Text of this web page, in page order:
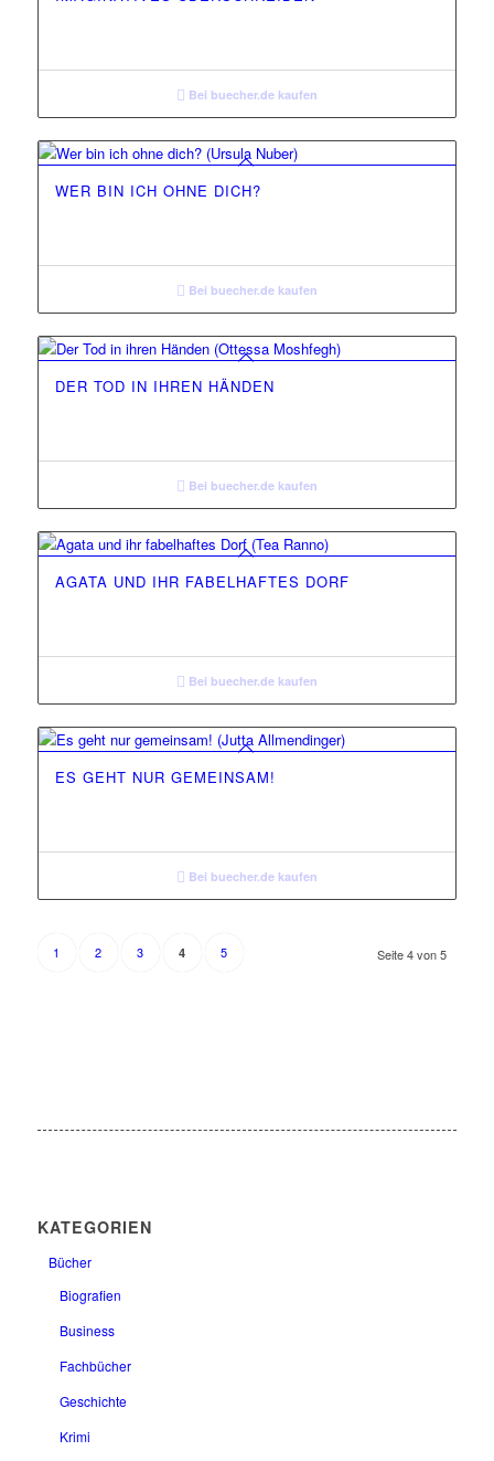
Bei buecher.de kaufen
WER BIN ICH OHNE DICH?
Bei buecher.de kaufen
DER TOD IN IHREN HÄNDEN
Bei buecher.de kaufen
AGATA UND IHR FABELHAFTES DORF
Bei buecher.de kaufen
ES GEHT NUR GEMEINSAM!
Bei buecher.de kaufen
Seite 4 von 5
1 2 3 4 5
KATEGORIEN
Bücher
Biografien
Business
Fachbücher
Geschichte
Krimi